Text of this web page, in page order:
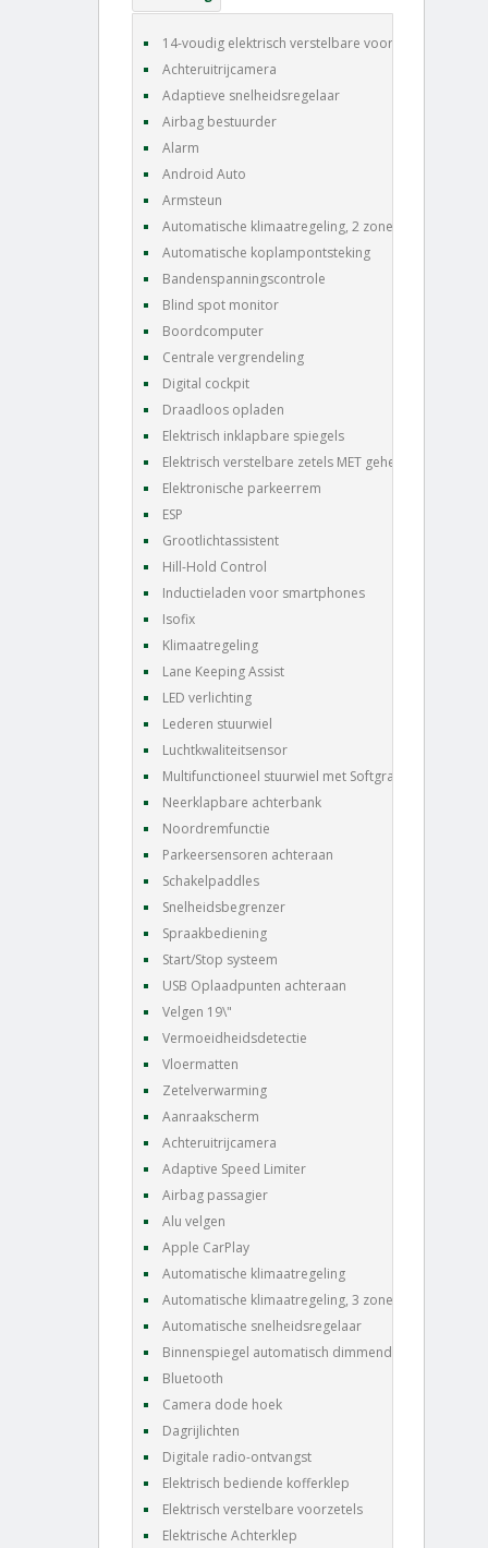
14-voudig elektrisch verstelbare voorstoelen
Achteruitrijcamera
Adaptieve snelheidsregelaar
Airbag bestuurder
Alarm
Android Auto
Armsteun
Automatische klimaatregeling, 2 zones
Automatische koplampontsteking
Bandenspanningscontrole
Blind spot monitor
Boordcomputer
Centrale vergrendeling
Digital cockpit
Draadloos opladen
Elektrisch inklapbare spiegels
Elektrisch verstelbare zetels MET geheugen
Elektronische parkeerrem
ESP
Grootlichtassistent
Hill-Hold Control
Inductieladen voor smartphones
Isofix
Klimaatregeling
Lane Keeping Assist
LED verlichting
Lederen stuurwiel
Luchtkwaliteitsensor
Multifunctioneel stuurwiel met Softgrain leder
Neerklapbare achterbank
Noordremfunctie
Parkeersensoren achteraan
Schakelpaddles
Snelheidsbegrenzer
Spraakbediening
Start/Stop systeem
USB Oplaadpunten achteraan
Velgen 19\"
Vermoeidheidsdetectie
Vloermatten
Zetelverwarming
Aanraakscherm
Achteruitrijcamera
Adaptive Speed Limiter
Airbag passagier
Alu velgen
Apple CarPlay
Automatische klimaatregeling
Automatische klimaatregeling, 3 zones
Automatische snelheidsregelaar
Binnenspiegel automatisch dimmend
Bluetooth
Camera dode hoek
Dagrijlichten
Digitale radio-ontvangst
Elektrisch bediende kofferklep
Elektrisch verstelbare voorzetels
Elektrische Achterklep